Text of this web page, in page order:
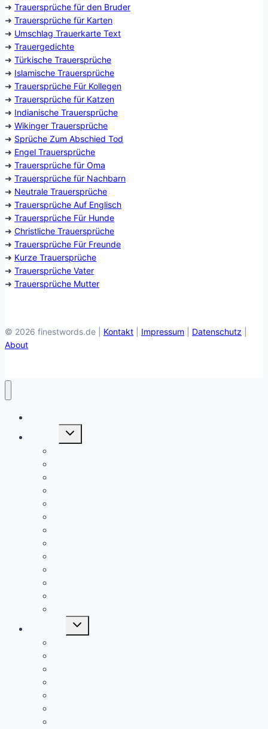
➜ Trauersprüche für den Bruder
➜ Trauersprüche für Karten
➜ Umschlag Trauerkarte Text
➜ Trauergedichte
➜ Türkische Trauersprüche
➜ Islamische Trauersprüche
➜ Trauersprüche Für Kollegen
➜ Trauersprüche für Katzen
➜ Indianische Trauersprüche
➜ Wikinger Trauersprüche
➜ Sprüche Zum Abschied Tod
➜ Engel Trauersprüche
➜ Trauersprüche für Oma
➜ Trauersprüche für Nachbarn
➜ Neutrale Trauersprüche
➜ Trauersprüche Auf Englisch
➜ Trauersprüche Für Hunde
➜ Christliche Trauersprüche
➜ Trauersprüche Für Freunde
➜ Kurze Trauersprüche
➜ Trauersprüche Vater
➜ Trauersprüche Mutter
© 2026 finestwords.de | Kontakt Impressum Datenschutz
About
Untermenü
Untermenü